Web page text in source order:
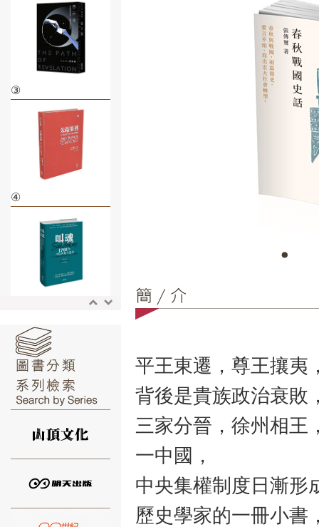
③
④
⑥
平王東遷，尊王攘夷
背後是貴族政治衰敗
三家分晉，徐州相王
一中國，
中央集權制度日漸形
歷史學家的一冊小書